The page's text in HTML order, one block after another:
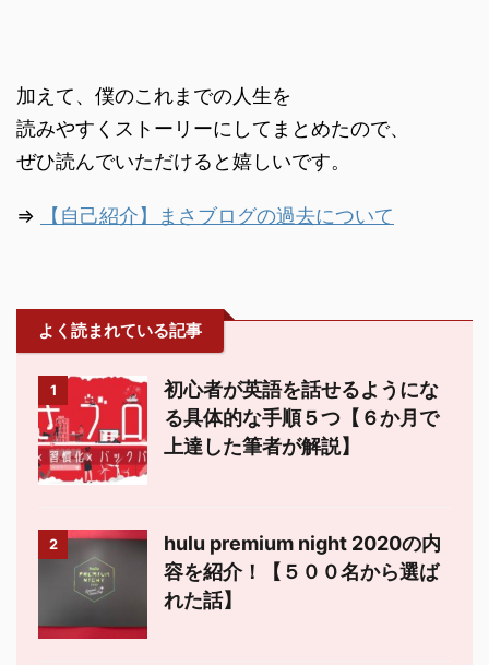
加えて、僕のこれまでの人生を
読みやすくストーリーにしてまとめたので、
ぜひ読んでいただけると嬉しいです。
⇒ 【自己紹介】まさブログの過去について
よく読まれている記事
1
初心者が英語を話せるようにな
る具体的な手順５つ【６か月で
上達した筆者が解説】
2
hulu premium night 2020の内
容を紹介！【５００名から選ば
れた話】